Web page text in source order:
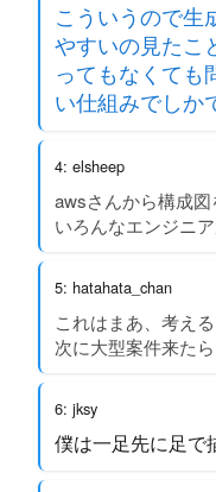
こういうので生
やすいの見たこ
ってもなくても
い仕組みでしか
4: elsheep
awsさんから構成図
いろんなエンジニ
5: hatahata_chan
これはまあ、考え
次に大型案件来たら
6: jksy
僕は一足先に足で